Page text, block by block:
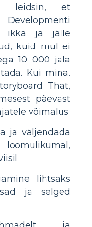
leidsin, et
ikka ja jälle
kuid mul ei
10 000 jala
Kui mina,
That,
päevast
võimalus
ja väljendada
lihtsaks
ja selged